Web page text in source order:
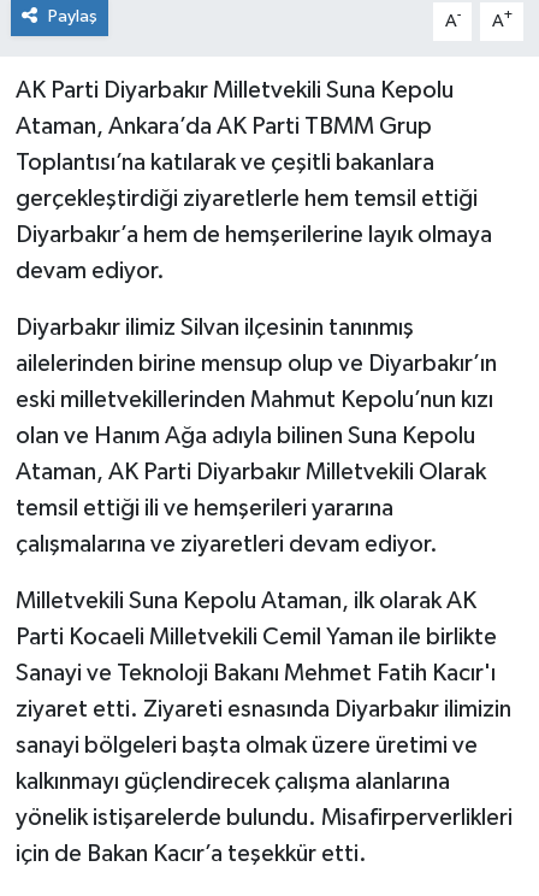
Paylaş A- A+
AK Parti Diyarbakır Milletvekili Suna Kepolu
Ataman, Ankara’da AK Parti TBMM Grup
Toplantısı’na katılarak ve çeşitli bakanlara
gerçekleştirdiği ziyaretlerle hem temsil ettiği
Diyarbakır’a hem de hemşerilerine layık olmaya
devam ediyor.
Diyarbakır ilimiz Silvan ilçesinin tanınmış
ailelerinden birine mensup olup ve Diyarbakır’ın
eski milletvekillerinden Mahmut Kepolu’nun kızı
olan ve Hanım Ağa adıyla bilinen Suna Kepolu
Ataman, AK Parti Diyarbakır Milletvekili Olarak
temsil ettiği ili ve hemşerileri yararına
çalışmalarına ve ziyaretleri devam ediyor.
Milletvekili Suna Kepolu Ataman, ilk olarak AK
Parti Kocaeli Milletvekili Cemil Yaman ile birlikte
Sanayi ve Teknoloji Bakanı Mehmet Fatih Kacır'ı
ziyaret etti. Ziyareti esnasında Diyarbakır ilimizin
sanayi bölgeleri başta olmak üzere üretimi ve
kalkınmayı güçlendirecek çalışma alanlarına
yönelik istişarelerde bulundu. Misafirperverlikleri
için de Bakan Kacır’a teşekkür etti.
Özel Haber
Politika
Sağlık
Son Dakika
Spor
Teknoloji